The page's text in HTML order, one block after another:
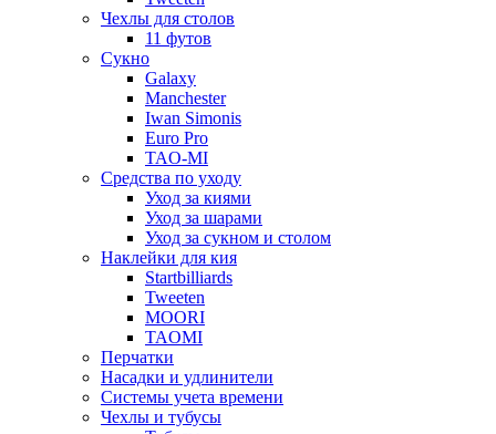
Чехлы для столов
11 футов
Сукно
Galaxy
Manchester
Iwan Simonis
Euro Pro
TAO-MI
Средства по уходу
Уход за киями
Уход за шарами
Уход за сукном и столом
Наклейки для кия
Startbilliards
Tweeten
MOORI
TAOMI
Перчатки
Насадки и удлинители
Системы учета времени
Чехлы и тубусы